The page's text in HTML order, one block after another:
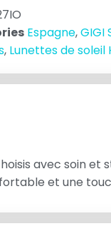
Espagne,GIGI
, Lunettes de soleil
avec soin et
et une